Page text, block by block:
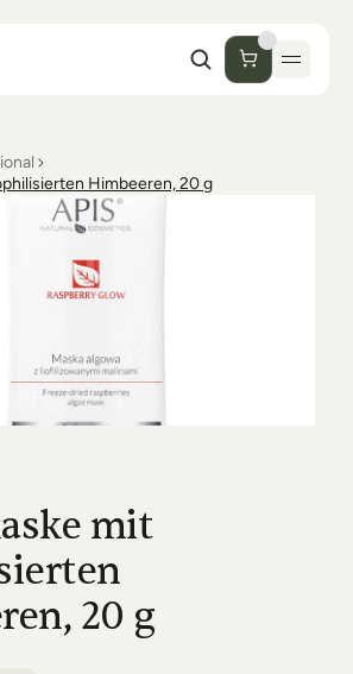
Himbeeren, 20 g
mit
20 g